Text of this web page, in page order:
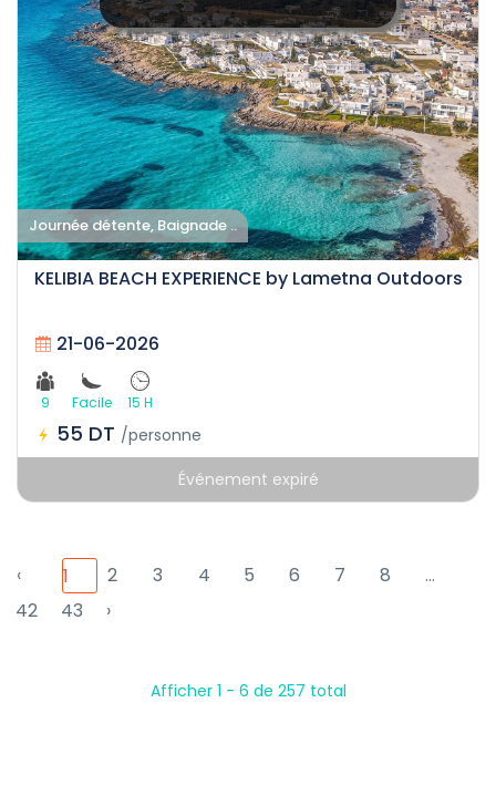
Journée détente, Baignade ..
KELIBIA BEACH EXPERIENCE by Lametna Outdoors
21-06-2026
9 Facile 15 H
55 DT /personne
Événement expiré
‹ 1 2 3 4 5 6 7 8
...
42
43 ›
Afficher 1 - 6 de 257 total